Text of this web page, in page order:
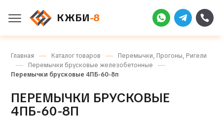
КЖБИ-8
Главная Каталог товаров
Перемычки, Прогоны, Ригели
Перемычки брусковые железобетонные
Перемычки брусковые 4ПБ-60-8п
ПЕРЕМЫЧКИ БРУСКОВЫЕ
4ПБ-60-8П